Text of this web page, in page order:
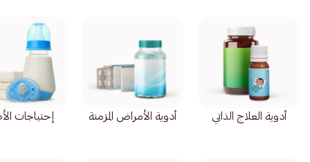
أدوية العلاج الذاتي أدوية الأمراض المزمنة إحتياجات